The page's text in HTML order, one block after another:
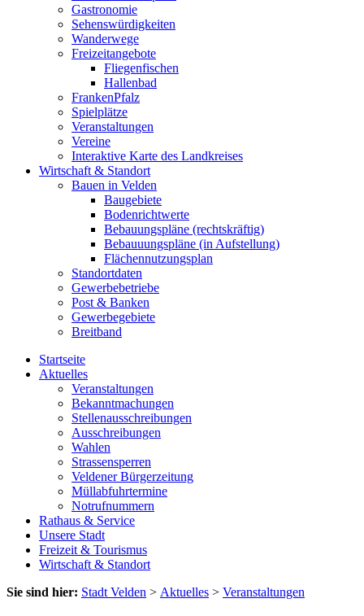
Gastronomie
Sehenswürdigkeiten
Wanderwege
Freizeitangebote
Fliegenfischen
Hallenbad
FrankenPfalz
Spielplätze
Veranstaltungen
Vereine
Interaktive Karte des Landkreises
Wirtschaft & Standort
Bauen in Velden
Baugebiete
Bodenrichtwerte
Bebauungspläne (rechtskräftig)
Bebauuungspläne (in Aufstellung)
Flächennutzungsplan
Standortdaten
Gewerbebetriebe
Post & Banken
Gewerbegebiete
Breitband
Startseite
Aktuelles
Veranstaltungen
Bekanntmachungen
Stellenausschreibungen
Ausschreibungen
Wahlen
Strassensperren
Veldener Bürgerzeitung
Müllabfuhrtermine
Notrufnummern
Rathaus & Service
Unsere Stadt
Freizeit & Tourismus
Wirtschaft & Standort
Sie sind hier: Stadt Velden > Aktuelles > Veranstaltungen